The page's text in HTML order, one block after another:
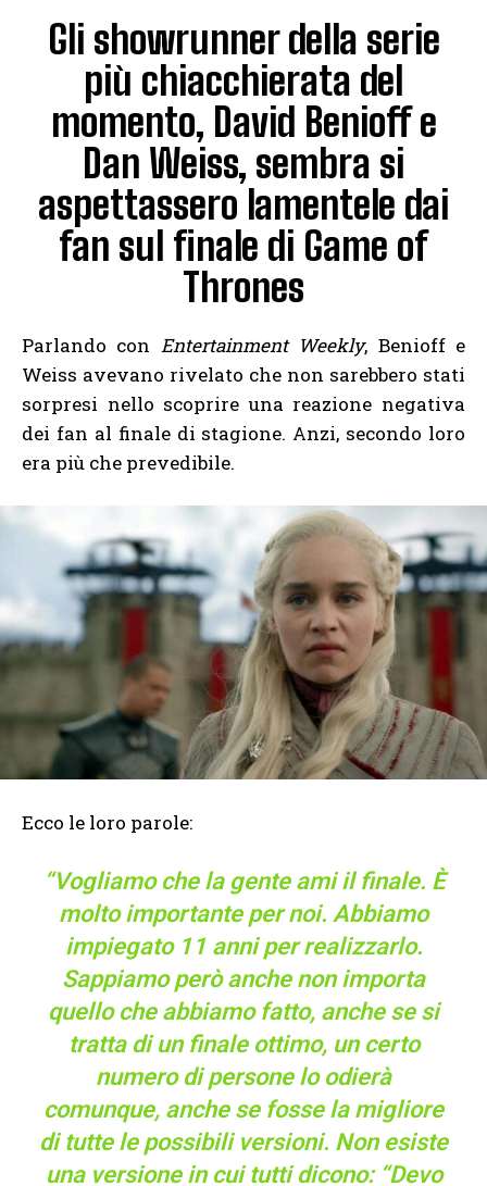
Gli showrunner della serie
più chiacchierata del
momento, David Benioff e
Dan Weiss, sembra si
aspettassero lamentele dai
fan sul finale di Game of
Thrones
Parlando con Entertainment Weekly, Benioff e
Weiss avevano rivelato che non sarebbero stati
sorpresi nello scoprire una reazione negativa
dei fan al finale di stagione. Anzi, secondo loro
era più che prevedibile.
Ecco le loro parole:
“Vogliamo che la gente ami il finale. È
molto importante per noi. Abbiamo
impiegato 11 anni per realizzarlo.
Sappiamo però anche non importa
quello che abbiamo fatto, anche se si
tratta di un finale ottimo, un certo
numero di persone lo odierà
comunque, anche se fosse la migliore
di tutte le possibili versioni. Non esiste
una versione in cui tutti dicono: “Devo